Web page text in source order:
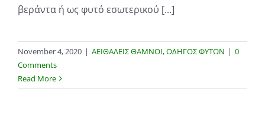
βεράντα ή ως φυτό εσωτερικού [...]
November 4, 2020 | ΑΕΙΘΑΛΕΙΣ ΘΑΜΝΟΙ,ΟΔΗΓΟΣ ΦΥΤΩΝ | 0
Comments
Read More